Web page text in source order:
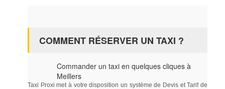
COMMENT RÉSERVER UN TAXI ?
Commander un taxi en quelques cliques à
Meillers
Taxi Proxi met à votre disposition un système de Devis et Tarif de